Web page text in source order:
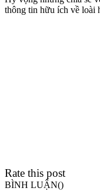
thông tin hữu ích về loài
Rate this post
BÌNH LUẬN()